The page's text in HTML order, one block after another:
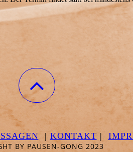
| KONTAKT |
BY PAUSEN-GONG 2023